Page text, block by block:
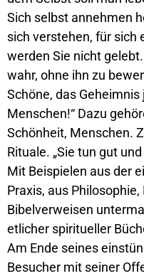
Sich selbst annehmen
sich verstehen, für sich
werden Sie nicht
wahr, ohne ihn zu
Schöne, das
Menschen!“ Dazu
Schönheit, Menschen.
Rituale. „Sie tun gut
Mit Beispielen aus der
Praxis, aus
Bibelverweisen
etlicher spiritueller
Am Ende seines
Besucher mit seiner